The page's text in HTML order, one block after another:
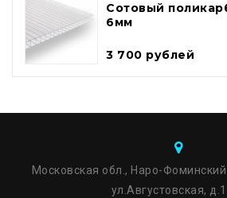
Сотовый
6мм
3 700 рублей
Московская обл., Наро-
ул.Августовская,